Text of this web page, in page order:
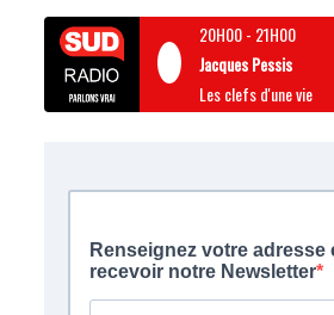
20H00- 21H00
Jacques Pessis
Les clefs d'une vie